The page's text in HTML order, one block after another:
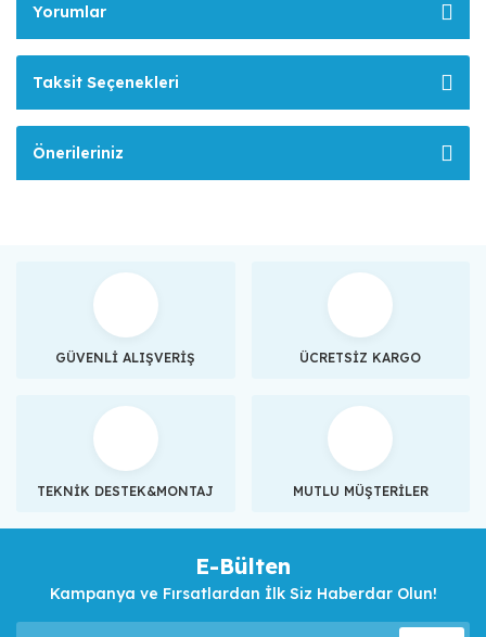
Yorumlar
Taksit Seçenekleri
Önerileriniz
GÜVENLİ ALIŞVERİŞ ÜCRETSİZ KARGO
TEKNİK DESTEK&MONTAJ MUTLU MÜŞTERİLER
E-Bülten
Kampanya ve Fırsatlardan İlk Siz Haberdar Olun!